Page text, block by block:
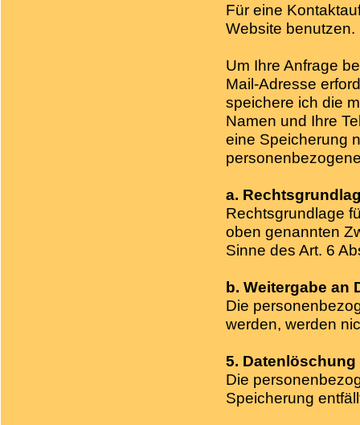
Für eine
Website benutzen.
Um Ihre Anfrage
Mail-Adresse
speichere ich die
Namen und Ihre
eine Speicherung
a.
Rechtsgrundlage
oben genannten
Sinne des Art. 6
b. Weitergabe an
Die
werden, werden
5.
Die
Speicherung